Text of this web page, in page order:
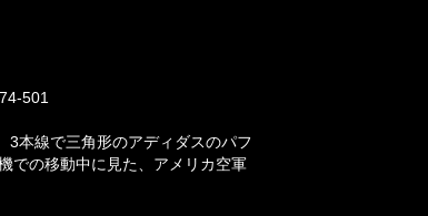
501
3本線で三角形のアディダスのパフ
での移動中に見た、アメリカ空軍